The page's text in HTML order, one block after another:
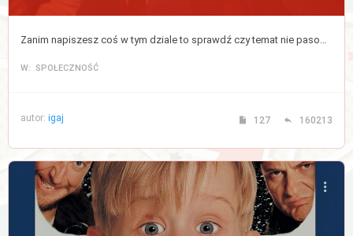
Zanim napiszesz coś w tym dziale to sprawdź czy temat nie pasowałby do któregoś z powyższych działów, jeżeli nie to pisz tutaj.
W: SPOŁECZNOŚĆ
autor: igaj 127 160213